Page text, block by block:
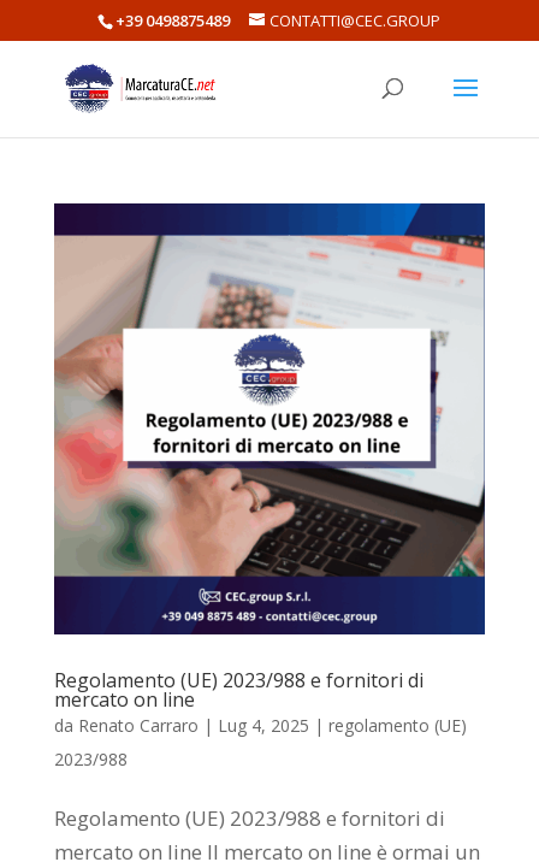
+39 0498875489 CONTATTI@CEC.GROUP
Regolamento (UE) 2023/988 e fornitori di
mercato on line
da Renato Carraro | Lug 4, 2025 | regolamento (UE)
2023/988
Regolamento (UE) 2023/988 e fornitori di
mercato on line Il mercato on line è ormai un